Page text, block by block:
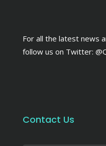
For all the latest news
follow us on Twitter:
Contact Us